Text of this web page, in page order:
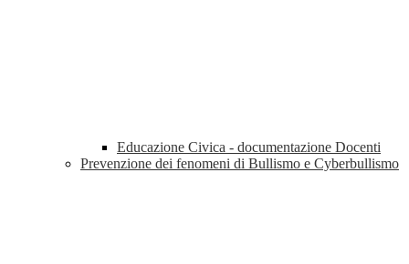
Educazione Civica - documentazione Docenti
Prevenzione dei fenomeni di Bullismo e Cyberbullismo